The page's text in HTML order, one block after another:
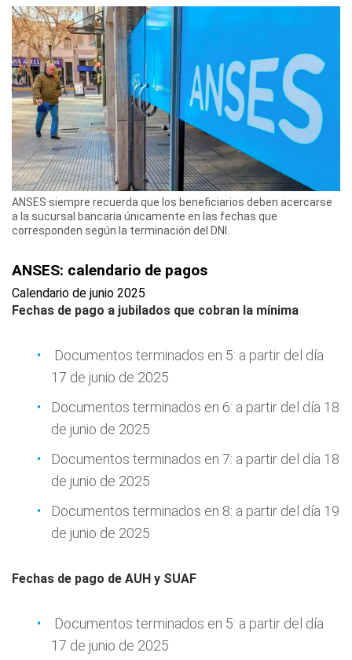
ANSES siempre recuerda que los beneficiarios deben acercarse
a la sucursal bancaria únicamente en las fechas que
corresponden según la terminación del DNI.
ANSES: calendario de pagos
Calendario de junio 2025
Fechas de pago a jubilados que cobran la mínima
Documentos terminados en 5: a partir del día
17 de junio de 2025
Documentos terminados en 6: a partir del día 18
de junio de 2025
Documentos terminados en 7: a partir del día 18
de junio de 2025
Documentos terminados en 8: a partir del día 19
de junio de 2025
Fechas de pago de AUH y SUAF
Documentos terminados en 5: a partir del día
17 de junio de 2025